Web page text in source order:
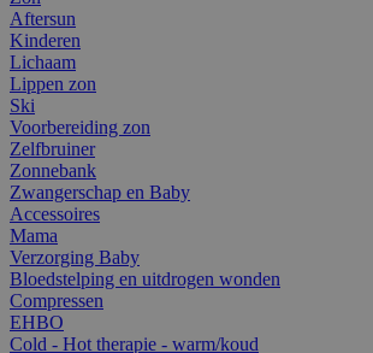
Aftersun
Kinderen
Lichaam
Lippen zon
Ski
Voorbereiding zon
Zelfbruiner
Zonnebank
Zwangerschap en Baby
Accessoires
Mama
Verzorging Baby
Bloedstelping en uitdrogen wonden
Compressen
EHBO
Cold - Hot therapie - warm/koud